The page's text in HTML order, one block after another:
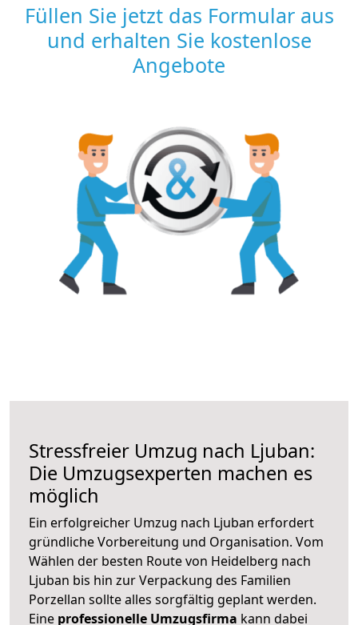
Füllen Sie jetzt das Formular aus
und erhalten Sie kostenlose
Angebote
Stressfreier Umzug nach Ljuban:
Die Umzugsexperten machen es
möglich
Ein erfolgreicher Umzug nach Ljuban erfordert
gründliche Vorbereitung und Organisation. Vom
Wählen der besten Route von Heidelberg nach
Ljuban bis hin zur Verpackung des Familien
Porzellan sollte alles sorgfältig geplant werden.
Eine professionelle Umzugsfirma kann dabei